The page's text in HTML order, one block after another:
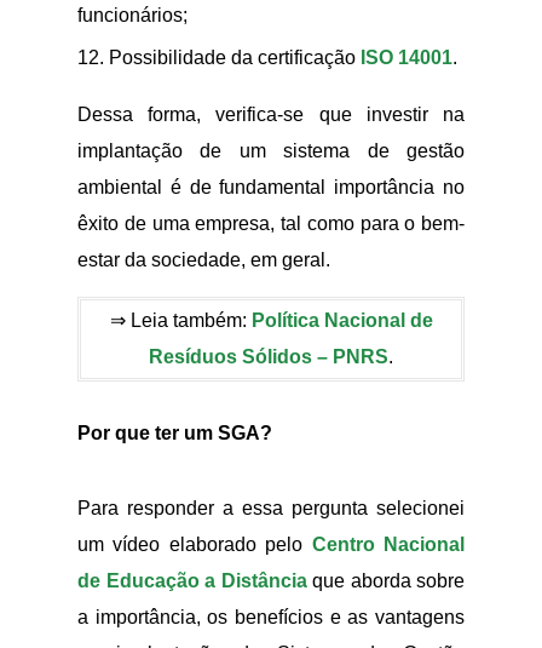
funcionários;
Possibilidade da certificação ISO 14001.
Dessa forma, verifica-se que investir na
implantação de um sistema de gestão
ambiental é de fundamental importância no
êxito de uma empresa, tal como para o bem-
estar da sociedade, em geral.
⇒ Leia também: Política Nacional de
Resíduos Sólidos – PNRS.
Por que ter um SGA?
Para responder a essa pergunta selecionei
um vídeo elaborado pelo Centro Nacional
de Educação a Distânciaque aborda sobre
a importância, os benefícios e as vantagens